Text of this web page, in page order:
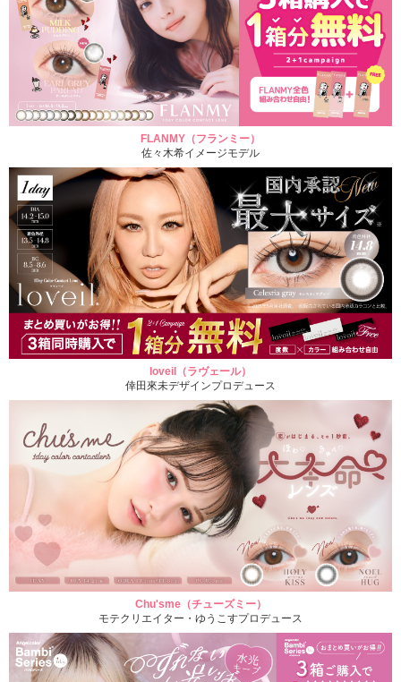
FLANMY（フランミー）
佐々木希イメージモデル
loveil（ラヴェール）
倖田來未デザインプロデュース
Chu'sme（チューズミー）
モテクリエイター・ゆうこすプロデュース